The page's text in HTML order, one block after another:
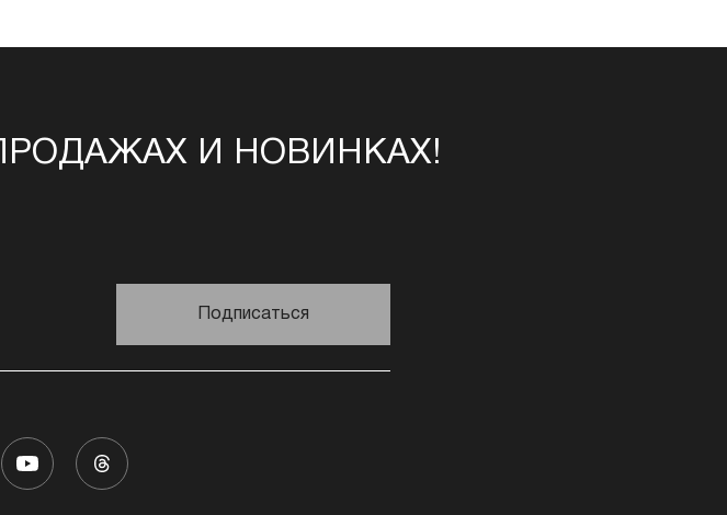
И НОВИНКАХ!
Подписаться